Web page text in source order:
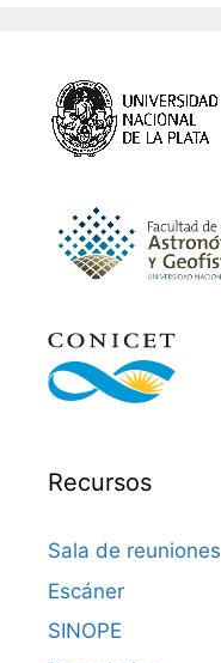
Recursos
Sala de reuniones
Escáner
SINOPE